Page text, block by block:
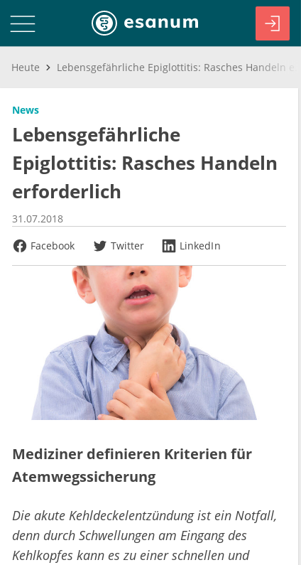
Heute
News
Lebensgefährliche
Epiglottitis: Rasches Handeln
erforderlich
31.07.2018
Facebook
Twitter LinkedIn
Mediziner definieren Kriterien für
Atemwegssicherung
Die akute Kehldeckelentzündung ist ein Notfall,
denn durch Schwellungen am Eingang des
Kehlkopfes kann es zu einer schnellen und